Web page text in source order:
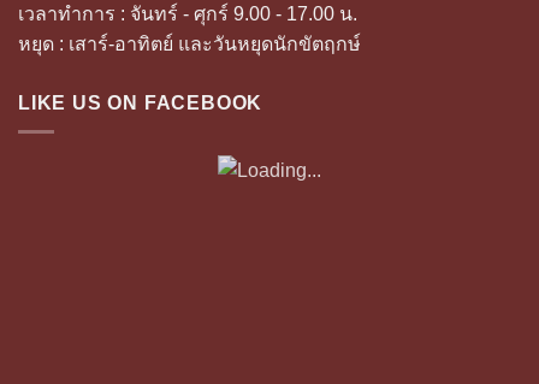
เวลาทำการ : จันทร์ - ศุกร์ 9.00 - 17.00 น.
หยุด : เสาร์-อาทิตย์ และวันหยุดนักขัตฤกษ์
LIKE US ON FACEBOOK